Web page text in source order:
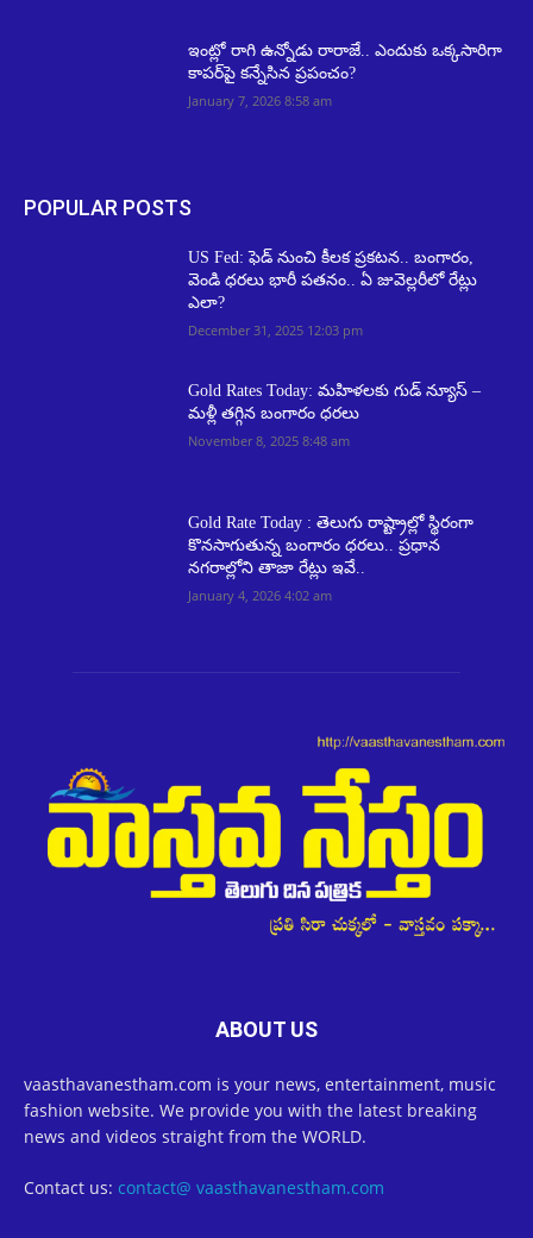
ఇంట్లో రాగి ఉన్నోడు రారాజే.. ఎందుకు ఒక్కసారిగా
కాపర్‌పై కన్నేసిన ప్రపంచం?
January 7, 2026 8:58 am
POPULAR POSTS
US Fed: ఫెడ్ నుంచి కీలక ప్రకటన.. బంగారం,
వెండి ధరలు భారీ పతనం.. ఏ జువెల్లరీలో రేట్లు
ఎలా?
December 31, 2025 12:03 pm
Gold Rates Today: మహిళలకు గుడ్ న్యూస్ –
మళ్లీ తగ్గిన బంగారం ధరలు
November 8, 2025 8:48 am
Gold Rate Today : తెలుగు రాష్ట్రాల్లో స్థిరంగా
కొనసాగుతున్న బంగారం ధరలు.. ప్రధాన
నగరాల్లోని తాజా రేట్లు ఇవే..
January 4, 2026 4:02 am
ABOUT US
vaasthavanestham.com is your news, entertainment, music
fashion website. We provide you with the latest breaking
news and videos straight from the WORLD.
Contact us: contact@ vaasthavanestham.com